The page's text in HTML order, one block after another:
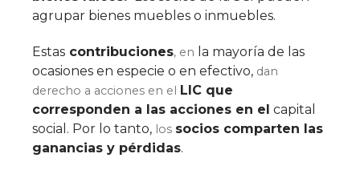
agrupar bienes muebles o inmuebles.
Estas contribuciones, en la mayoría de las
ocasiones en especie o en efectivo, dan
derecho a acciones en el LIC que
corresponden a las acciones en el capital
social. Por lo tanto, los socios comparten las
ganancias y pérdidas.